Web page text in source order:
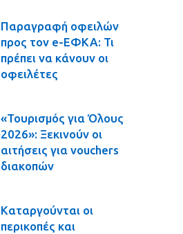
Παραγραφή οφειλών
προς τον e-ΕΦΚΑ: Τι
πρέπει να κάνουν οι
οφειλέτες
«Τουρισμός για Όλους
2026»: Ξεκινούν οι
αιτήσεις για vouchers
διακοπών
Καταργούνται οι
περικοπές και